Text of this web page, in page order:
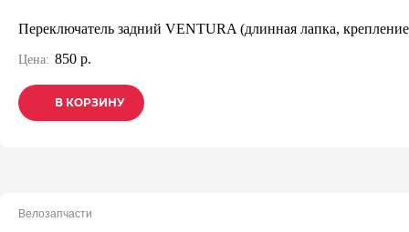
Переключатель задний VENTURA (длинная лапка,
Цена: 850 р.
В КОРЗИНУ
В КОРЗИНУ
В КОРЗИНУ
Велозапчасти